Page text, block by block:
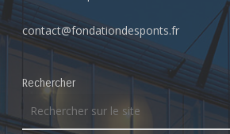
contact@fondationdesponts.fr
Rechercher